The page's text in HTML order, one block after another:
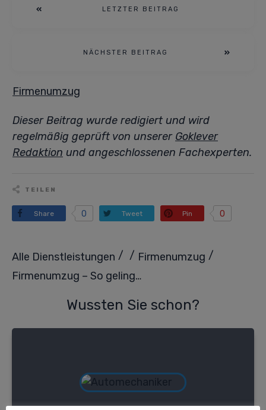
LETZTER BEITRAG
NÄCHSTER BEITRAG
Firmenumzug
Dieser Beitrag wurde redigiert und wird
regelmäßig geprüft von unserer Goklever
Redaktion und angeschlossenen Fachexperten.
TEILEN
Share 0 Tweet Pin 0
Alle Dienstleistungen / / Firmenumzug /
Firmenumzug – So gelingt der reibungslose Standortwechsel
Wussten Sie schon?